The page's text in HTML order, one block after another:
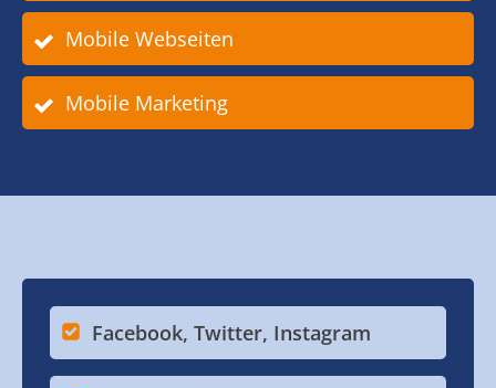
Mobile Webseiten
Mobile Marketing
Facebook, Twitter, Instagram